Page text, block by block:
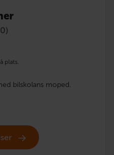
plats.
bilskolans moped.